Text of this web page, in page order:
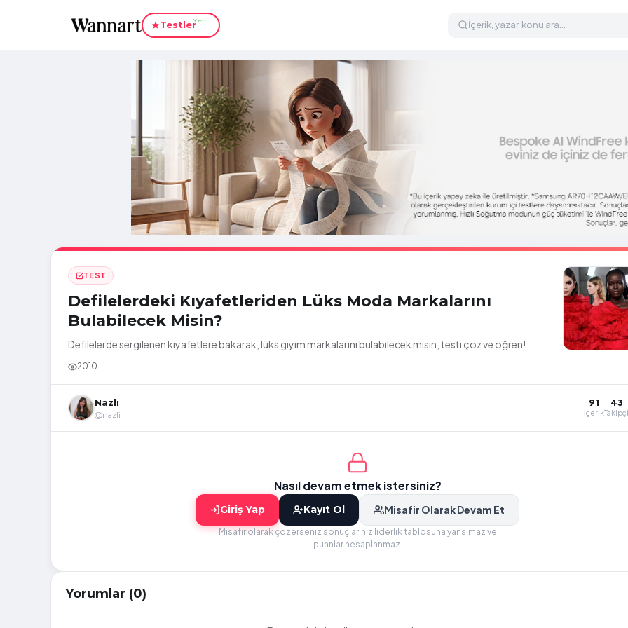
TestlerYeni
TEST
Defilelerdeki Kıyafetleriden Lüks Moda Markalarını
Bulabilecek Misin?
Defilelerde sergilenen kıyafetlere bakarak, lüks giyim markalarını bulabilecek misin, testi çöz ve öğren!
2010
Nazlı
@nazli
91
İçerik
43
Takipçi
Nasıl devam etmek istersiniz?
Giriş Yap Kayıt Ol Misafir Olarak Devam Et
Misafir olarak çözerseniz sonuçlarınız liderlik tablosuna yansımaz ve
puanlar hesaplanmaz.
Yorumlar (0)